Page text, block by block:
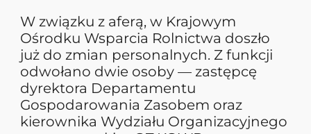
W związku z aferą, w Krajowym
Ośrodku Wsparcia Rolnictwa doszło
już do zmian personalnych. Z funkcji
odwołano dwie osoby — zastępcę
dyrektora Departamentu
Gospodarowania Zasobem oraz
kierownika Wydziału Organizacyjnego